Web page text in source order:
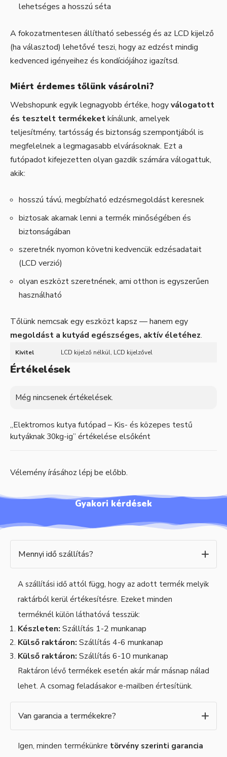
lehetséges a hosszú séta
A fokozatmentesen állítható sebesség és az LCD kijelző
(ha választod) lehetővé teszi, hogy az edzést mindig
kedvenced igényeihez és kondíciójához igazítsd.
Miért érdemes tőlünk vásárolni?
Webshopunk egyik legnagyobb értéke, hogyválogatott
és tesztelt termékeketkínálunk, amelyek
teljesítmény, tartósság és biztonság szempontjából is
megfelelnek a legmagasabb elvárásoknak. Ezt a
futópadot kifejezetten olyan gazdik számára válogattuk,
akik:
hosszú távú, megbízható edzésmegoldást keresnek
biztosak akarnak lenni a termék minőségében és
biztonságában
szeretnék nyomon követni kedvencük edzésadatait
(LCD verzió)
olyan eszközt szeretnének, ami otthon is egyszerűen
használható
Tőlünk nemcsak egy eszközt kapsz — hanem egy
megoldást a kutyád egészséges, aktív életéhez.
Kivitel LCD kijelző nélkül, LCD kijelzővel
Értékelések
Még nincsenek értékelések.
„Elektromos kutya futópad – Kis- és közepes testű
kutyáknak 30kg-ig” értékelése elsőként
Vélemény írásához lépj be előbb.
Gyakori kérdések
Mennyi idő szállítás?
A szállítási idő attól függ, hogy az adott termék melyik
raktárból kerül értékesítésre. Ezeket minden
terméknél külön láthatóvá tesszük:
Készleten: Szállítás 1-2 munkanap
Külső raktáron: Szállítás 4-6 munkanap
Külső raktáron: Szállítás 6-10 munkanap
Raktáron lévő termékek esetén akár már másnap nálad
lehet. A csomag feladásakor e-mailben értesítünk.
Van garancia a termékekre?
Igen, minden termékünkre törvény szerinti garancia